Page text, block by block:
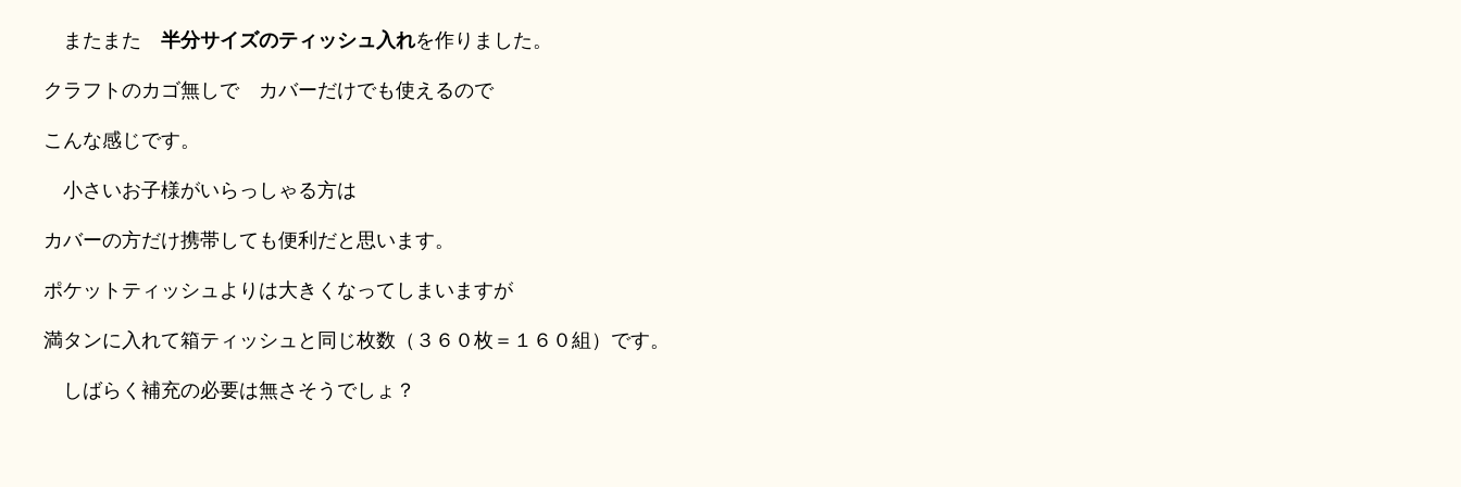
またまた 半分サイズのティッシュ入れを作りました。
クラフトのカゴ無しで カバーだけでも使えるので
こんな感じです。
小さいお子様がいらっしゃる方は
カバーの方だけ携帯しても便利だと思います。
ポケットティッシュよりは大きくなってしまいますが
満タンに入れて箱ティッシュと同じ枚数（３６０枚＝１６０組）です。
しばらく補充の必要は無さそうでしょ？